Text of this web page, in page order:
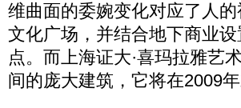
维曲面的委婉变化对应了人
文化广场，并结合地下商业
点。而上海证大·喜玛拉雅艺
间的庞大建筑，它将在2009